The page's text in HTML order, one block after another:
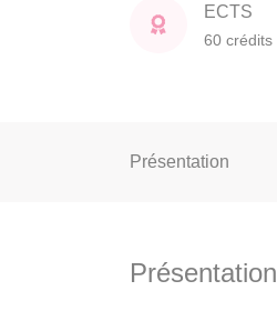
ECTS
60 crédits
Présentation
Présentation